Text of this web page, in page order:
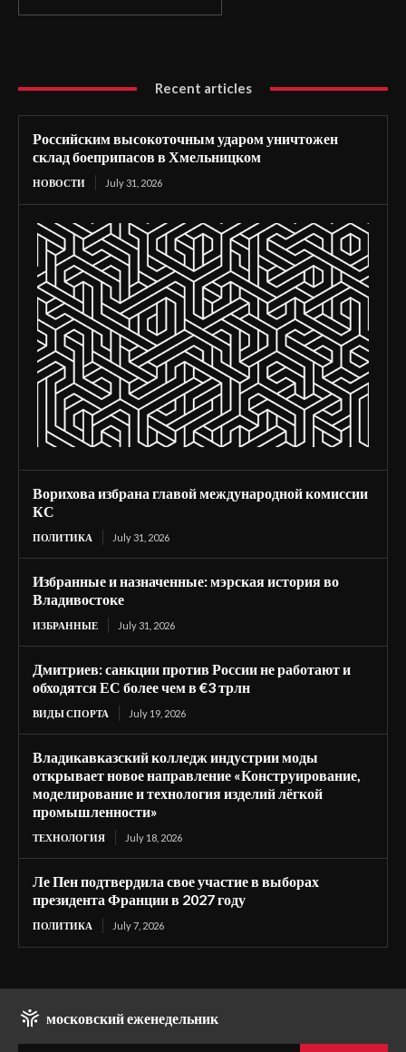
Recent articles
Российским высокоточным ударом уничтожен
склад боеприпасов в Хмельницком
НОВОСТИ July 31, 2026
Ворихова избрана главой международной комиссии
КС
ПОЛИТИКА July 31, 2026
Избранные и назначенные: мэрская история во
Владивостоке
ИЗБРАННЫЕ July 31, 2026
Дмитриев: санкции против России не работают и
обходятся ЕС более чем в €3 трлн
ВИДЫ СПОРТА July 19, 2026
Владикавказский колледж индустрии моды
открывает новое направление «Конструирование,
моделирование и технология изделий лёгкой
промышленности»
ТЕХНОЛОГИЯ July 18, 2026
Ле Пен подтвердила свое участие в выборах
президента Франции в 2027 году
ПОЛИТИКА July 7, 2026
московский еженедельник